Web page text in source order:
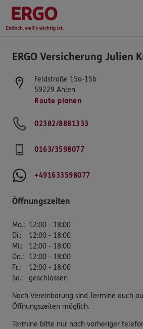
ERGO Versicherung Julien
Feldstraße 15a-15b
59229 Ahlen
Route planen
02382/8881333
0163/3598077
+491633598077
Öffnungszeiten
Mo.: 12:00 - 18:00
Di.:
12:00 - 18:00
Mi.:
12:00 - 18:00
Do.:
12:00 - 18:00
Fr.:
12:00 - 18:00
Sa.: geschlossen
Nach Vereinbarung sind Termine auch
Öffnungszeiten möglich.
Termine bitte nur nach vorheriger